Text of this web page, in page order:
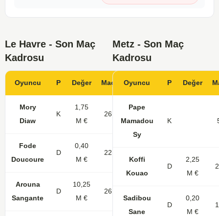
Le Havre - Son Maç
Kadrosu
Oyuncu P Değer Maç Gol KK
Mory
Diaw
K
1,75
M €
26
Fode
Doucoure
D
0,40
M €
22
Arouna
Sangante
D
10,25
M €
26
Metz - Son Maç
Kadrosu
Oyuncu P Değer
Pape
Mamadou
Sy
K
Koffi
Kouao
D
2,25
M €
Sadibou
Sane
D
0,20
M €